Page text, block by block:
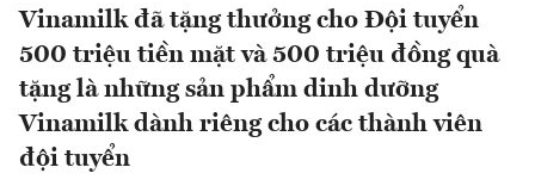
Vinamilk đã tặng thưởng cho Đội tuyển
500 triệu tiền mặt và 500 triệu đồng quà
tặng là những sản phẩm dinh dưỡng
Vinamilk dành riêng cho các thành viên
đội tuyển